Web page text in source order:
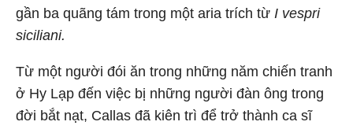
gần ba quãng tám trong một aria trích từ I vespri
siciliani.
Từ một người đói ăn trong những năm chiến tranh
ở Hy Lạp đến việc bị những người đàn ông trong
đời bắt nạt, Callas đã kiên trì để trở thành ca sĩ